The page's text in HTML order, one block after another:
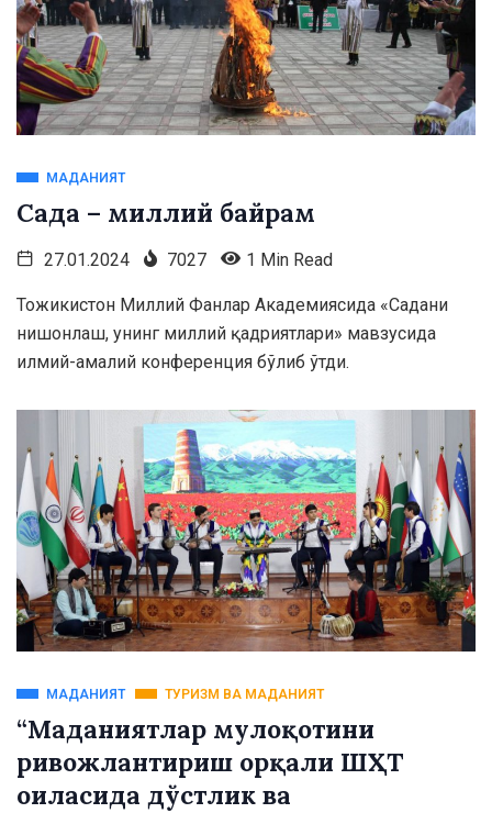
МАДАНИЯТ
Сада – миллий байрам
27.01.2024 7027 1 Min Read
Тожикистон Миллий Фанлар Академиясида «Садани
нишонлаш, унинг миллий қадриятлари» мавзусида
илмий-амалий конференция бўлиб ўтди.
МАДАНИЯТ ТУРИЗМ ВА МАДАНИЯТ
“Маданиятлар мулоқотини
ривожлантириш орқали ШҲТ
оиласида дўстлик ва